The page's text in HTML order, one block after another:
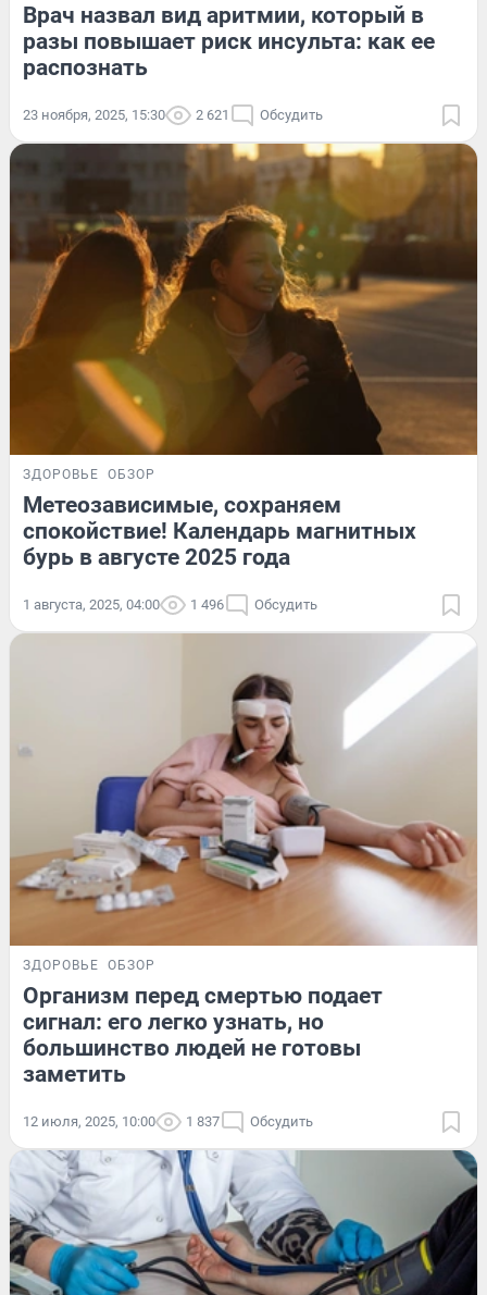
Врач назвал вид аритмии, который в
разы повышает риск инсульта: как ее
распознать
23 ноября, 2025, 15:30 2 621 Обсудить
ЗДОРОВЬЕ ОБЗОР
Метеозависимые, сохраняем
спокойствие! Календарь магнитных
бурь в августе 2025 года
1 августа, 2025, 04:00 1 496 Обсудить
ЗДОРОВЬЕ ОБЗОР
Организм перед смертью подает
сигнал: его легко узнать, но
большинство людей не готовы
заметить
12 июля, 2025, 10:00 1 837 Обсудить